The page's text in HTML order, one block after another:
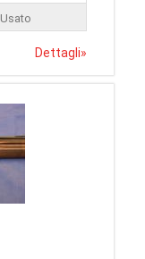
Usato
Dettagli»